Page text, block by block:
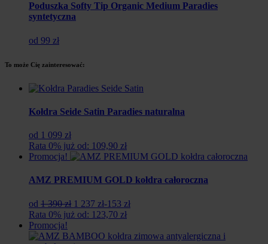
Poduszka Softy Tip Organic Medium Paradies
syntetyczna
od 99 zł
To może Cię zainteresować:
Kołdra Seide Satin Paradies naturalna
od 1 099 zł
Rata 0% już od: 109,90 zł
Promocja!
AMZ PREMIUM GOLD kołdra całoroczna
od 1 390 zł Pierwotna
cena
1
1 237 złAktualna
cena
1
-153 zł
Rata 0% już od: 123,70 zł
Promocja!